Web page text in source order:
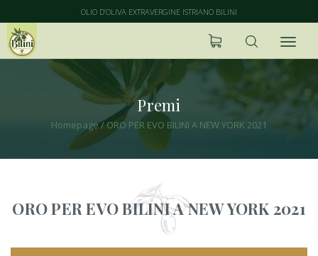
OLIO D’OLIVA EXTRAVERGINE ISTRIANO BILINI
Premi
Homepage/ ORO PER EVO BILINI A NEW YORK 2021
ORO PER EVO BILINI A NEW YORK 2021